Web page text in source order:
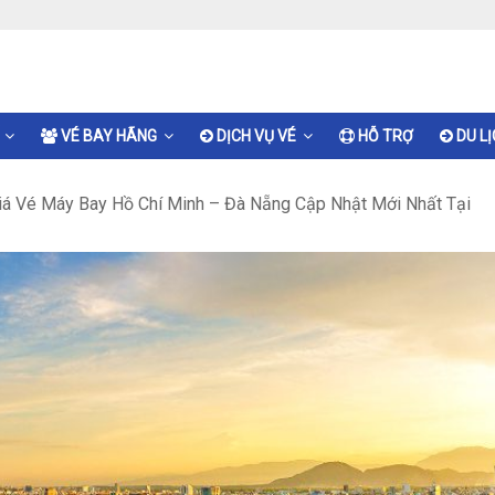
VÉ BAY HÃNG DỊCH VỤ VÉ HỖ TRỢ DU
Vé Máy Bay Hồ Chí Minh – Đà Nẵng Cập Nhật Mới Nhất Tại